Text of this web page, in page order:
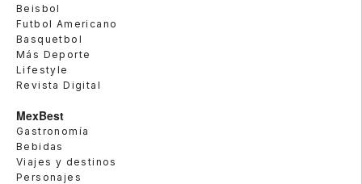
Beisbol
Futbol Americano
Basquetbol
Más Deporte
Lifestyle
Revista Digital
MexBest
Gastronomía
Bebidas
Viajes y destinos
Personajes